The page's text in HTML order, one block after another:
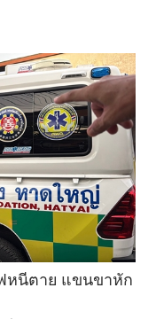
ซิ่ง
กลาง
ดึก
ชน
เสา
ไฟฟ้า
ล้ม
ระเนระนาด
7
ต้น
ทำ
หนีตาย แขนขาหัก